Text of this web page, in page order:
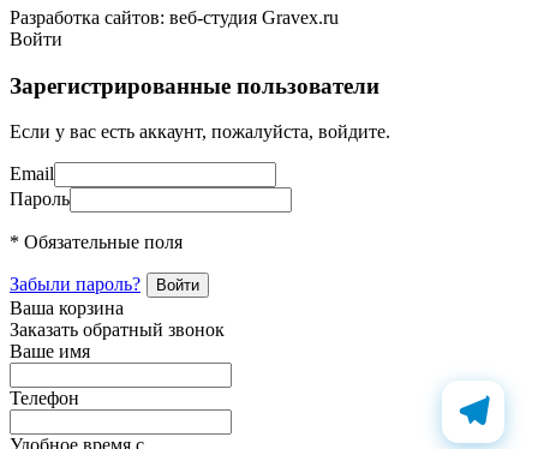
Разработка сайтов: веб-студия Gravex.ru
Войти
Зарегистрированные пользователи
Если у вас есть аккаунт, пожалуйста, войдите.
Email
Пароль
* Обязательные поля
Забыли пароль?
Ваша корзина
Заказать обратный звонок
Ваше имя
Телефон